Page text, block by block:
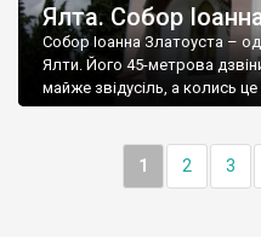
Ялта. Собор
Собор Іоанна Златоуста –
Ялти. Його 45-метрова
майже звідусіль, а колись
1 2 3